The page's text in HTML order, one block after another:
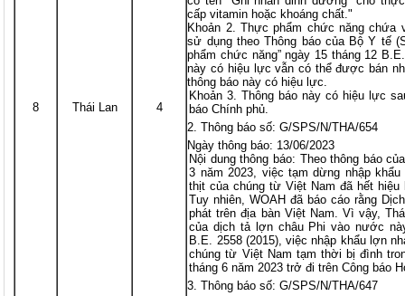
8 Thái Lan 4
cấp vitamin hoặc khoáng chất."
Khoản 2. Thực phẩm chức năng chứa
sử dụng theo Thông báo của Bộ Y tế
phẩm chức năng” ngày 15 tháng 12
này có hiệu lực vẫn có thể được bán
thông báo này có hiệu lực.
Khoản 3. Thông báo này có hiệu lực
báo Chính phủ.
Thông báo số: G/SPS/N/THA/654
Ngày thông báo: 13/06/2023
Nội dung thông báo: Theo thông báo
3 năm 2023, việc tạm dừng nhập
thịt của chúng từ Việt Nam đã hết
Tuy nhiên, WOAH đã báo cáo rằng
phát trên địa bàn Việt Nam. Vì vậy,
của dịch tả lợn châu Phi vào nước
B.E. 2558 (2015), việc nhập khẩu lợn
chúng từ Việt Nam tạm thời bị đình
tháng 6 năm 2023 trở đi trên Công báo
Thông báo số: G/SPS/N/THA/647